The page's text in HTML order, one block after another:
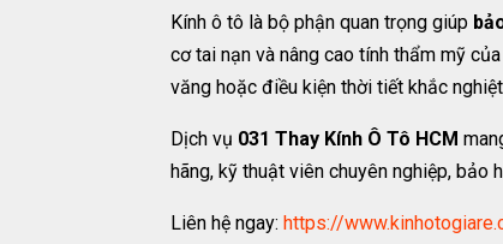
Kính ô tô là bộ phận quan trọng giúp
cơ tai nạn và nâng cao tính thẩm mỹ
văng hoặc điều kiện thời tiết khắc
Dịch vụ 031 Thay Kính Ô Tô HCM
hãng, kỹ thuật viên chuyên nghiệp, bảo
Liên hệ ngay: https://